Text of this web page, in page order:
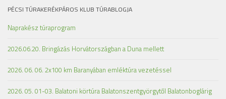
PÉCSI TÚRAKERÉKPÁROS KLUB TÚRABLOGJA
Naprakész túraprogram
2026.06.20. Bringázás Horvátországban a Duna mellett
2026. 06. 06. 2x100 km Baranyában emléktúra vezetéssel
2026. 05. 01-03. Balatoni körtúra Balatonszentgyörgytől Balatonboglárig